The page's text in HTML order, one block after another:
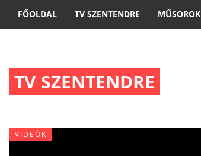
FŐOLDAL TV SZENTENDRE MŰSOROK
TV SZENTENDRE
VIDEÓK